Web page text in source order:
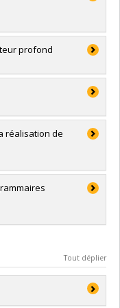
profond
réalisation de
Tout déplier